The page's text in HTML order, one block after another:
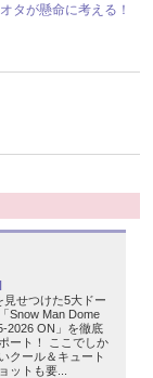
タが懸命に考える！
見せつけた5大ドー
Snow Man Dome
2026 ON」を徹底
ート！ ここでしか
クール＆キュート
ットも要...